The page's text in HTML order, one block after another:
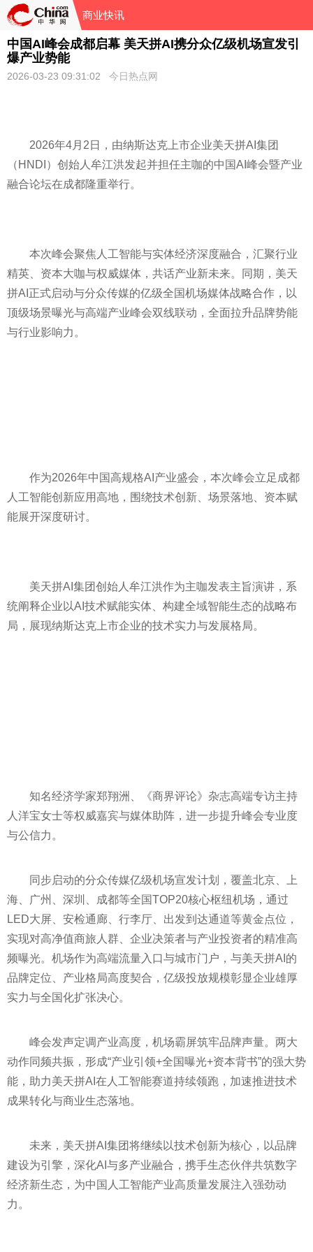
商业快讯
中国AI峰会成都启幕 美天拼AI携分众亿级机场宣发引
爆产业势能
2026-03-23 09:31:02 今日热点网
2026年4月2日，由纳斯达克上市企业美天拼AI集团
（HNDI）创始人牟江洪发起并担任主咖的中国AI峰会暨产业
融合论坛在成都隆重举行。
本次峰会聚焦人工智能与实体经济深度融合，汇聚行业
精英、资本大咖与权威媒体，共话产业新未来。同期，美天
拼AI正式启动与分众传媒的亿级全国机场媒体战略合作，以
顶级场景曝光与高端产业峰会双线联动，全面拉升品牌势能
与行业影响力。
作为2026年中国高规格AI产业盛会，本次峰会立足成都
人工智能创新应用高地，围绕技术创新、场景落地、资本赋
能展开深度研讨。
美天拼AI集团创始人牟江洪作为主咖发表主旨演讲，系
统阐释企业以AI技术赋能实体、构建全域智能生态的战略布
局，展现纳斯达克上市企业的技术实力与发展格局。
知名经济学家郑翔洲、《商界评论》杂志高端专访主持
人洋宝女士等权威嘉宾与媒体助阵，进一步提升峰会专业度
与公信力。
同步启动的分众传媒亿级机场宣发计划，覆盖北京、上
海、广州、深圳、成都等全国TOP20核心枢纽机场，通过
LED大屏、安检通廊、行李厅、出发到达通道等黄金点位，
实现对高净值商旅人群、企业决策者与产业投资者的精准高
频曝光。机场作为高端流量入口与城市门户，与美天拼AI的
品牌定位、产业格局高度契合，亿级投放规模彰显企业雄厚
实力与全国化扩张决心。
峰会发声定调产业高度，机场霸屏筑牢品牌声量。两大
动作同频共振，形成“产业引领+全国曝光+资本背书”的强大势
能，助力美天拼AI在人工智能赛道持续领跑，加速推进技术
成果转化与商业生态落地。
未来，美天拼AI集团将继续以技术创新为核心，以品牌
建设为引擎，深化AI与多产业融合，携手生态伙伴共筑数字
经济新生态，为中国人工智能产业高质量发展注入强劲动
力。